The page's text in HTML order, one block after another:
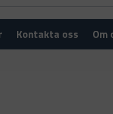
Kontakta oss Om